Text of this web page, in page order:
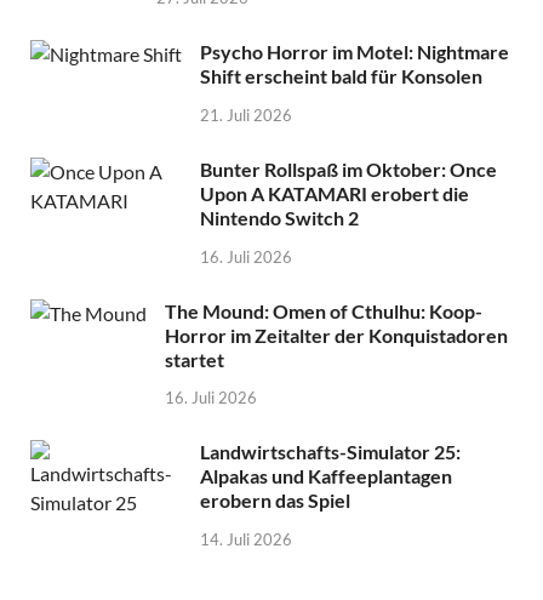
Psycho Horror im Motel: Nightmare
Shift erscheint bald für Konsolen
21. Juli 2026
Bunter Rollspaß im Oktober: Once
Upon A KATAMARI erobert die
Nintendo Switch 2
16. Juli 2026
The Mound: Omen of Cthulhu: Koop-
Horror im Zeitalter der Konquistadoren
startet
16. Juli 2026
Landwirtschafts-Simulator 25:
Alpakas und Kaffeeplantagen
erobern das Spiel
14. Juli 2026